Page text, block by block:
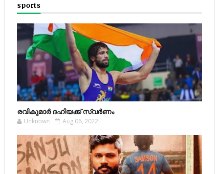
sports
രവികുമാര്‍ ദഹിയക്ക് സ്വര്‍ണം
Unknown Aug 06, 2022